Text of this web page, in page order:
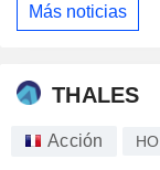
Más noticias
THALES
Acción HO